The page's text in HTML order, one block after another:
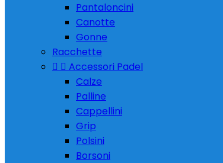
Pantaloncini
Canotte
Gonne
Racchette
  Accessori Padel
Calze
Palline
Cappellini
Grip
Polsini
Borsoni